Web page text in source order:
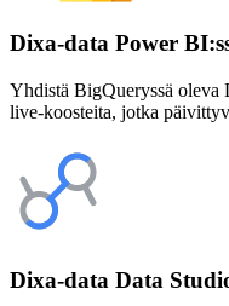
Dixa-data Power
Yhdistä BigQueryssä oleva
live-koosteita, jotka
Dixa-data Data